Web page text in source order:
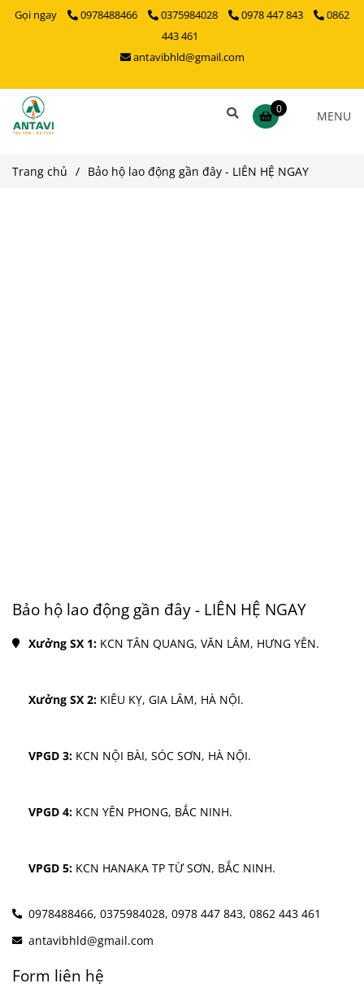
Gọi ngay 0978488466 0375984028 0978 447 843
0862
443 461
antavibhld@gmail.com
0 MENU
Trang chủ / Bảo hộ lao động gần đây - LIÊN HỆ NGAY
Bảo hộ lao động gần đây - LIÊN HỆ NGAY
Xưởng SX 1: KCN TÂN QUANG, VĂN LÂM, HƯNG YÊN.
Xưởng SX 2: KIÊU KỴ, GIA LÂM, HÀ NỘI.
VPGD 3: KCN NỘI BÀI, SÓC SƠN, HÀ NỘI.
VPGD 4: KCN YÊN PHONG, BẮC NINH.
VPGD 5: KCN HANAKA TP TỪ SƠN, BẮC NINH.
0978488466, 0375984028, 0978 447 843, 0862 443 461
antavibhld@gmail.com
Form liên hệ